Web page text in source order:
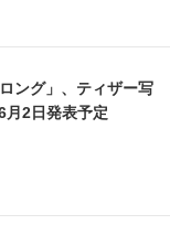
ング」、ティザー写
2日発表予定